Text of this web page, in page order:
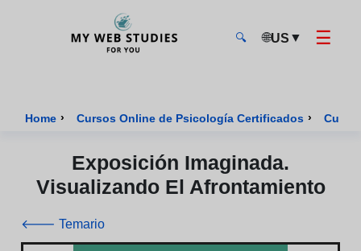
🔍 🌐US ▼ ☰
Home › Cursos Online de Psicología Certificados › Curso
Exposición Imaginada.
Visualizando El Afrontamiento
🡐 Temario